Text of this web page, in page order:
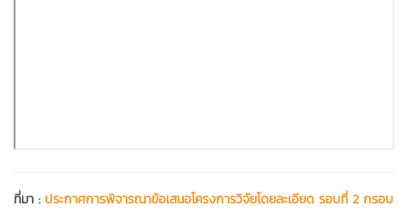
ที่มา : ประกาศการพิจารณาข้อเสนอโครงการวิจัยโดยละเอียด รอบที่ 2 กรอบ